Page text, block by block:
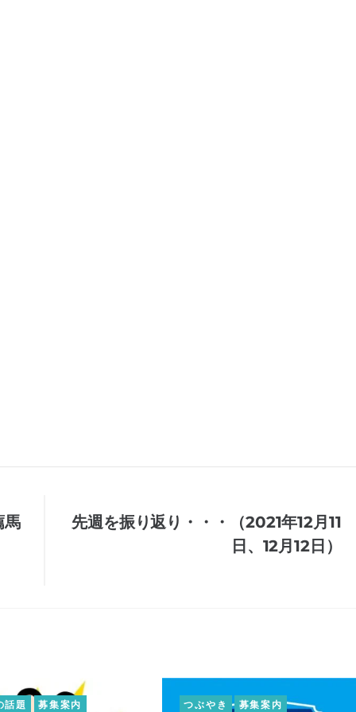
馬
先週を振り返り・・・（2021年12月11
日、12月12日）
話題 募集案内 つぶやき 募集案内